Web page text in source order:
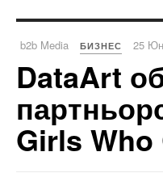
b2b Media БИЗНЕС 25
DataArt
Girls Who